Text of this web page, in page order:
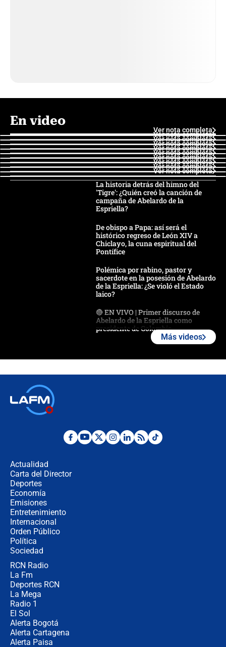
En video
Ver nota completa
Ver nota completa
Ver nota completa
Ver nota completa
Ver nota completa
Ver nota completa
Ver nota completa
Ver nota completa
Ver nota completa
Ver nota completa
La historia detrás del himno del
'Tigre': ¿Quién creó la canción de
campaña de Abelardo de la
Espriella?
De obispo a Papa: así será el
histórico regreso de León XIV a
Chiclayo, la cuna espiritual del
Pontífice
Polémica por rabino, pastor y
sacerdote en la posesión de Abelardo
de la Espriella: ¿Se violó el Estado
laico?
🔴 EN VIVO | Primer discurso de
Abelardo de la Espriella como
presidente de Colombia
Desde dermatitis hasta infecciones:
Más videos
Actualidad
Carta del Director
Deportes
Economía
Emisiones
Entretenimiento
Internacional
Orden Público
Política
Sociedad
RCN Radio
La Fm
Deportes RCN
La Mega
Radio 1
El Sol
Alerta Bogotá
Alerta Cartagena
Alerta Paisa